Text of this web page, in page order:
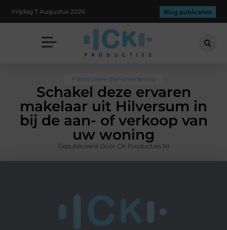
Vrijdag 7 Augustus 2026 Blog publiceren
Particuliere dienstverlening
Schakel deze ervaren
makelaar uit Hilversum in
bij de aan- of verkoop van
uw woning
Gepubliceerd Door CK Producties.nl